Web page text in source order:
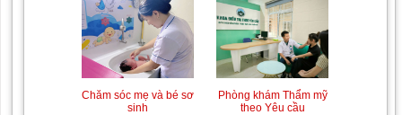
Trung tâm chăm sóc mẹ
bầu và sau sinh
Khám bệnh nhân mắc
các bệnh lý về xương,